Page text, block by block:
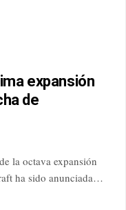
expansión
de
la octava expansión
ha sido anunciada…